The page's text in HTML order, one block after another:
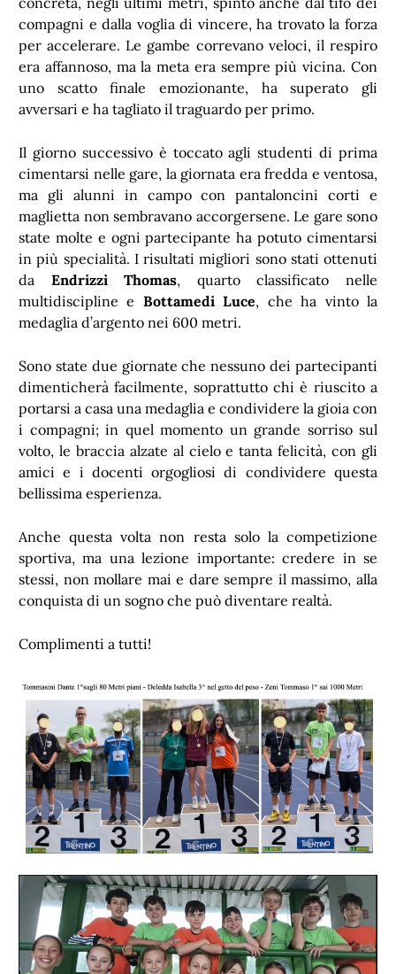
compagni e dalla voglia di vincere, ha trovato la forza
per accelerare. Le gambe correvano veloci, il respiro
era affannoso, ma la meta era sempre più vicina. Con
uno scatto finale emozionante, ha superato gli
avversari e ha tagliato il traguardo per primo.
Il giorno successivo è toccato agli studenti di prima
cimentarsi nelle gare, la giornata era fredda e ventosa,
ma gli alunni in campo con pantaloncini corti e
maglietta non sembravano accorgersene. Le gare sono
state molte e ogni partecipante ha potuto cimentarsi
in più specialità. I risultati migliori sono stati ottenuti
da Endrizzi Thomas, quarto classificato nelle
multidiscipline e Bottamedi Luce, che ha vinto la
medaglia d’argento nei 600 metri.
Sono state due giornate che nessuno dei partecipanti
dimenticherà facilmente, soprattutto chi è riuscito a
portarsi a casa una medaglia e condividere la gioia con
i compagni; in quel momento un grande sorriso sul
volto, le braccia alzate al cielo e tanta felicità, con gli
amici e i docenti orgogliosi di condividere questa
bellissima esperienza.
Anche questa volta non resta solo la competizione
sportiva, ma una lezione importante: credere in se
stessi, non mollare mai e dare sempre il massimo, alla
conquista di un sogno che può diventare realtà.
Complimenti a tutti!